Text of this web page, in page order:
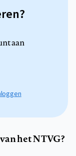
aan
het NTVG?